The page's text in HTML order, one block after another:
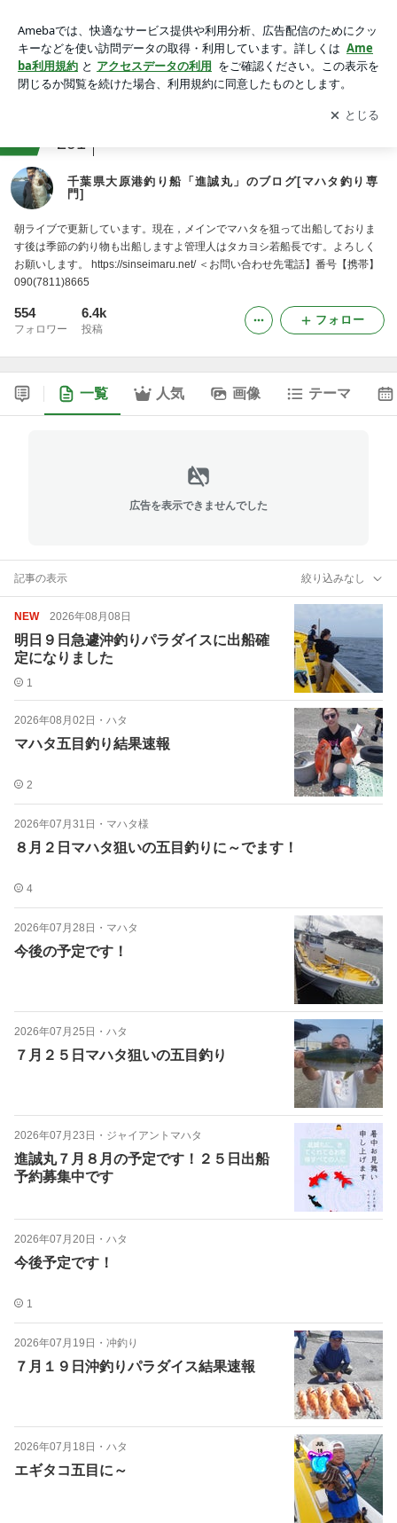
アプリをダウンロードして ブログの更新通知
を受け取りまし
ょう。
開く
291
千葉県大原港釣り船「進誠丸」のブログ[マハタ釣り専
門]
朝ライブで更新しています。現在，メインでマハタを狙って出船しておりま
す後は季節の釣り物も出船しますよ管理人はタカヨシ若船長です。よろしく
お願いします。 https://sinseimaru.net/ ＜お問い合わせ先電話】番号【携帯】
090(7811)8665
554
フォロワー
6.4k
投稿
フォロー
一覧 人気 画像 テーマ
広告を表示できませんでした
記事の表示 絞り込みなし
NEW 2026年08月08日
明日９日急遽沖釣りパラダイスに出船確
定になりました
1
2026年08月02日 ・ ハタ
マハタ五目釣り結果速報
2
2026年07月31日 ・ マハタ様
８月２日マハタ狙いの五目釣りに～でます！
4
2026年07月28日 ・ マハタ
今後の予定です！
2026年07月25日 ・ ハタ
７月２５日マハタ狙いの五目釣り
2026年07月23日 ・ ジャイアントマハタ
進誠丸７月８月の予定です！２５日出船
予約募集中です
2026年07月20日 ・ ハタ
今後予定です！
1
2026年07月19日 ・ 冲釣り
７月１９日沖釣りパラダイス結果速報
2026年07月18日 ・ ハタ
エギタコ五目に～